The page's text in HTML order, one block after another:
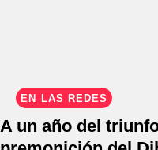
EN LAS REDES
A un año del